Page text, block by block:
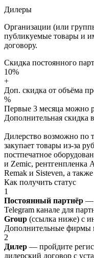
Дилеры
Организации (или
публикуемые товары и
договору.
Скидка постоянного
10%
+
Доп. скидка от объёма
%
Первые 3 месяца можно
Дополнительная скидка
Дилерство возможно по
закупает товары из-за
постпечатное
и Zemic, рентгенпленка
Remak и Sisteven, а
Как получить статус
1
Постоянный партнёр —
Telegram канале для
Group (ссылка ниже) с
Дополнительные фирмы
2
Дилер — пройдите
дилерский договор с